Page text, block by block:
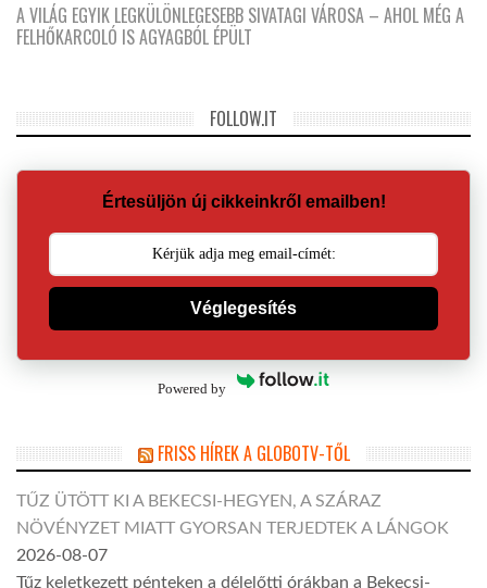
A VILÁG EGYIK LEGKÜLÖNLEGESEBB SIVATAGI VÁROSA – AHOL MÉG A
FELHŐKARCOLÓ IS AGYAGBÓL ÉPÜLT
FOLLOW.IT
Értesüljön új cikkeinkről emailben!
Véglegesítés
Powered by
FRISS HÍREK A GLOBOTV-TŐL
TŰZ ÜTÖTT KI A BEKECSI-HEGYEN, A SZÁRAZ
NÖVÉNYZET MIATT GYORSAN TERJEDTEK A LÁNGOK
2026-08-07
Tűz keletkezett pénteken a délelőtti órákban a Bekecsi-